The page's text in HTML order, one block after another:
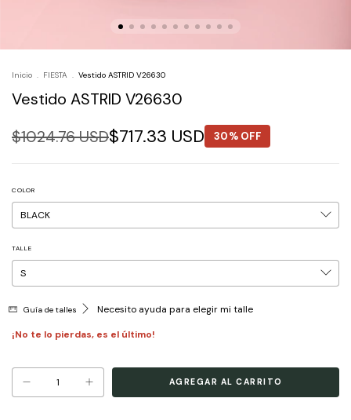
Inicio . FIESTA . Vestido ASTRID V26630
Vestido ASTRID V26630
$1024.76 USD$717.33 USD 30% OFF
COLOR
TALLE
Guía de talles Necesito ayuda para elegir mi talle
¡No te lo pierdas, es el último!